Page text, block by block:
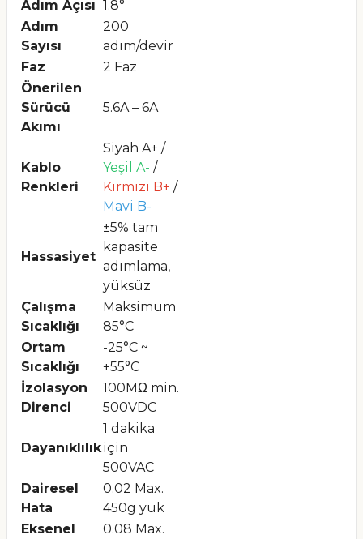
Adım Açısı 1.8°
Adım
Sayısı
200
adım/devir
Faz
2 Faz
Önerilen
Sürücü
Akımı
5.6A – 6A
Kablo
Renkleri
Siyah A+ /
Yeşil A- /
Kırmızı B+ /
Mavi B-
Hassasiyet
±5% tam
kapasite
adımlama,
yüksüz
Çalışma
Sıcaklığı
Maksimum
85°C
Ortam
Sıcaklığı
-25°C ~
+55°C
İzolasyon
Direnci
100MΩ min.
500VDC
Dayanıklılık
1 dakika
için
500VAC
Dairesel
Hata
0.02 Max.
450g yük
Eksenel
0.08 Max.